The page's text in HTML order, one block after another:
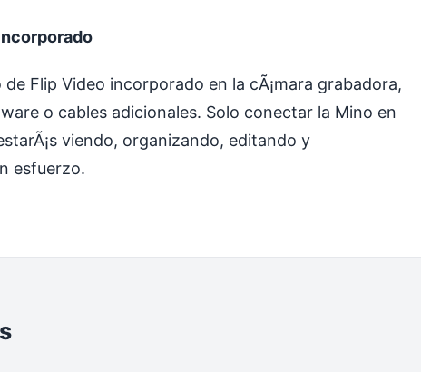
Flip Video incorporado en la cÃ¡mara grabadora,
o cables adicionales. Solo conectar la Mino en
viendo, organizando, editando y
esfuerzo.